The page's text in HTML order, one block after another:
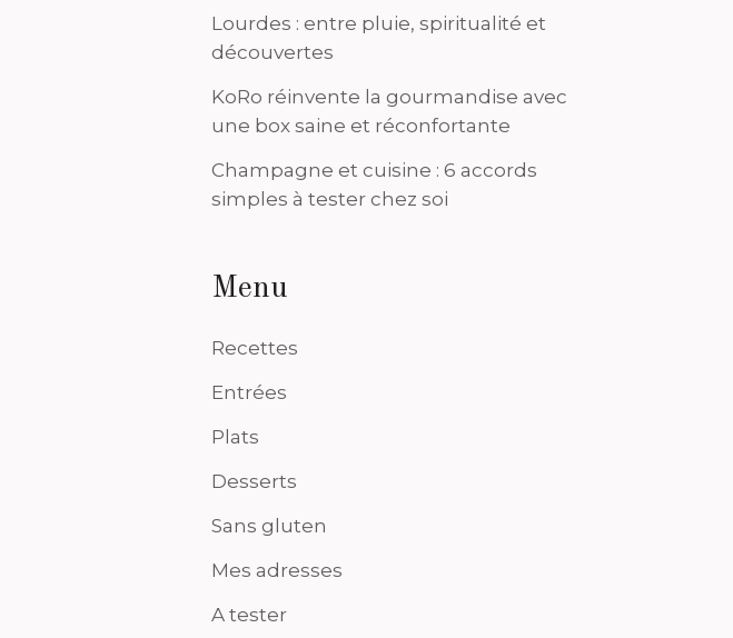
Lourdes : entre pluie, spiritualité et
découvertes
KoRo réinvente la gourmandise avec
une box saine et réconfortante
Champagne et cuisine : 6 accords
simples à tester chez soi
Menu
Recettes
Entrées
Plats
Desserts
Sans gluten
Mes adresses
A tester